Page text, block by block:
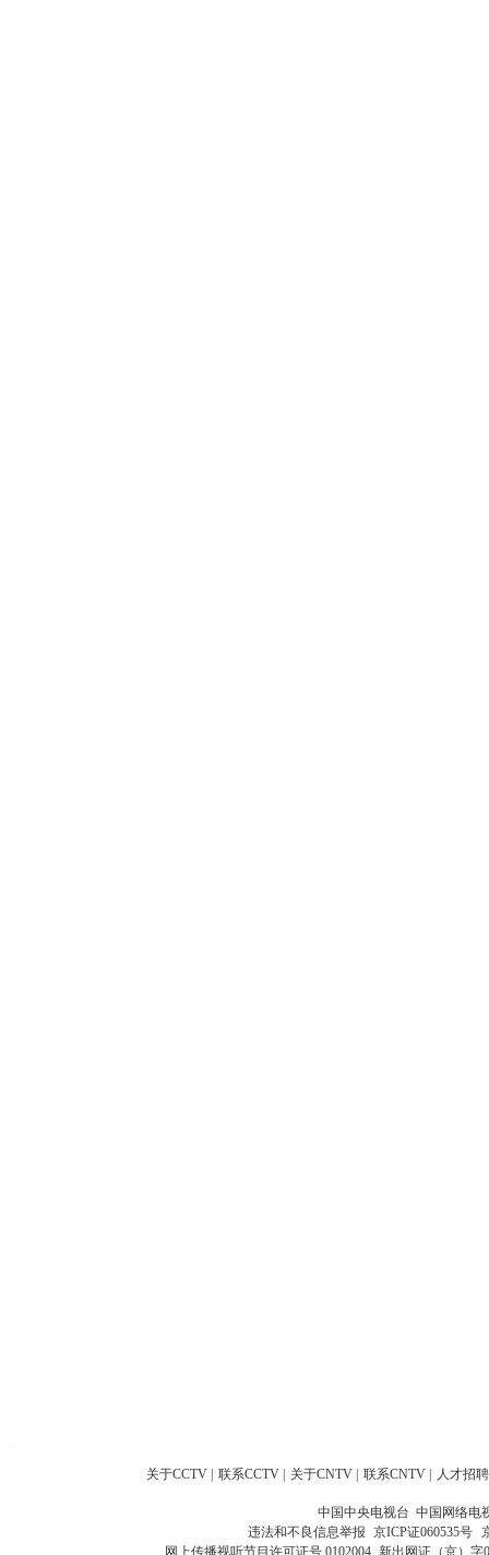
关于CCTV 联系CCTV 关于CNTV 联系CNTV 人才招聘
中国中央电视台 中国网络电
违法和不良信息举报 京ICP证060535号
网上传播视听节目许可证号 0102004 新出网证（京）